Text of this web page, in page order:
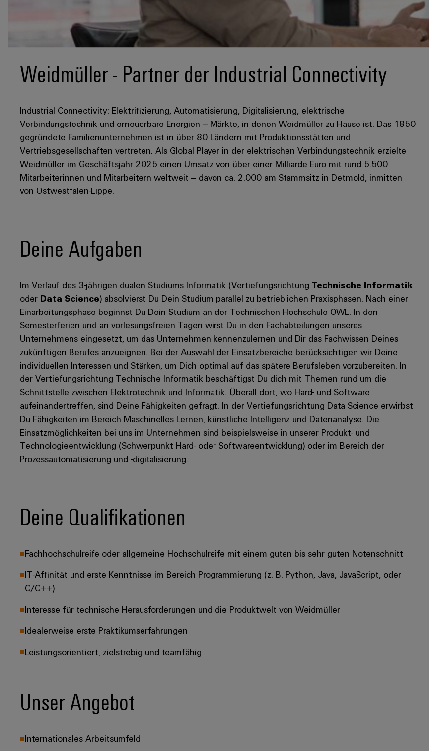
Weidmüller - Partner der Industrial Connectivity
Industrial Connectivity: Elektrifizierung, Automatisierung, Digitalisierung, elektrische
Verbindungstechnik und erneuerbare Energien – Märkte, in denen Weidmüller zu Hause ist. Das 1850
gegründete Familienunternehmen ist in über 80 Ländern mit Produktionsstätten und
Vertriebsgesellschaften vertreten. Als Global Player in der elektrischen Verbindungstechnik erzielte
Weidmüller im Geschäftsjahr 2025 einen Umsatz von über einer Milliarde Euro mit rund 5.500
Mitarbeiterinnen und Mitarbeitern weltweit – davon ca. 2.000 am Stammsitz in Detmold, inmitten
von Ostwestfalen-Lippe.
Deine Aufgaben
Im Verlauf des 3-jährigen dualen Studiums Informatik (Vertiefungsrichtung Technische Informatik
oder Data Science) absolvierst Du Dein Studium parallel zu betrieblichen Praxisphasen. Nach einer
Einarbeitungsphase beginnst Du Dein Studium an der Technischen Hochschule OWL. In den
Semesterferien und an vorlesungsfreien Tagen wirst Du in den Fachabteilungen unseres
Unternehmens eingesetzt, um das Unternehmen kennenzulernen und Dir das Fachwissen Deines
zukünftigen Berufes anzueignen. Bei der Auswahl der Einsatzbereiche berücksichtigen wir Deine
individuellen Interessen und Stärken, um Dich optimal auf das spätere Berufsleben vorzubereiten. In
der Vertiefungsrichtung Technische Informatik beschäftigst Du dich mit Themen rund um die
Schnittstelle zwischen Elektrotechnik und Informatik. Überall dort, wo Hard- und Software
aufeinandertreffen, sind Deine Fähigkeiten gefragt. In der Vertiefungsrichtung Data Science erwirbst
Du Fähigkeiten im Bereich Maschinelles Lernen, künstliche Intelligenz und Datenanalyse. Die
Einsatzmöglichkeiten bei uns im Unternehmen sind beispielsweise in unserer Produkt- und
Technologieentwicklung (Schwerpunkt Hard- oder Softwareentwicklung) oder im Bereich der
Prozessautomatisierung und -digitalisierung.
Deine Qualifikationen
Fachhochschulreife oder allgemeine Hochschulreife mit einem guten bis sehr guten Notenschnitt
IT-Affinität und erste Kenntnisse im Bereich Programmierung (z. B. Python, Java, JavaScript, oder
C/C++)
Interesse für technische Herausforderungen und die Produktwelt von Weidmüller
Idealerweise erste Praktikumserfahrungen
Leistungsorientiert, zielstrebig und teamfähig
Unser Angebot
Internationales Arbeitsumfeld